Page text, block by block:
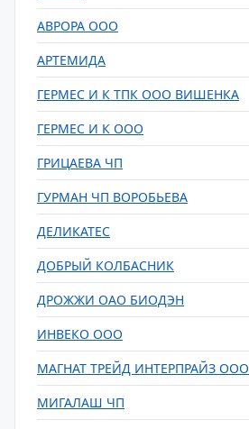
АВРОРА ООО
АРТЕМИДА
ГЕРМЕС И К ТПК ООО ВИШЕНКА
ГЕРМЕС И К ООО
ГРИЦАЕВА ЧП
ГУРМАН ЧП ВОРОБЬЕВА
ДЕЛИКАТЕС
ДОБРЫЙ КОЛБАСНИК
ДРОЖЖИ ОАО БИОДЭН
ИНВЕКО ООО
МАГНАТ ТРЕЙД ИНТЕРПРАЙЗ ООО
МИГАЛАШ ЧП